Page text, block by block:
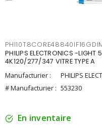
PHILIPS ELECTRONICS -LIGHT
4K120/277/347 VITRE TYPE A
Manufacturier :
PHILIPS
# Manufacturier : 553230
En inventaire